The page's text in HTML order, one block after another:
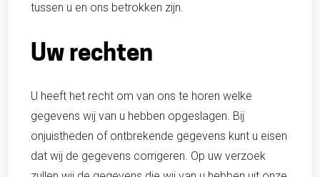
tussen u en ons betrokken zijn.
Uw rechten
U heeft het recht om van ons te horen welke
gegevens wij van u hebben opgeslagen. Bij
onjuistheden of ontbrekende gegevens kunt u eisen
dat wij de gegevens corrigeren. Op uw verzoek